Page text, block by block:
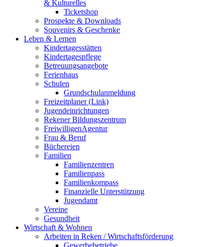
& Kulturelles
Ticketshop
Prospekte & Downloads
Souvenirs & Geschenke
Leben & Lernen
Kindertagesstätten
Kindertagespflege
Betreuungsangebote
Ferienhaus
Schulen
Grundschulanmeldung
Freizeitplaner (Link)
Jugendeinrichtungen
Rekener Bildungszentrum
FreiwilligenAgentur
Frau & Beruf
Büchereien
Familien
Familienzentren
Familienpass
Familienkompass
Finanzielle Unterstützung
Jugendamt
Vereine
Gesundheit
Wirtschaft & Wohnen
Arbeiten in Reken / Wirtschaftsförderung
Gewerbebetriebe